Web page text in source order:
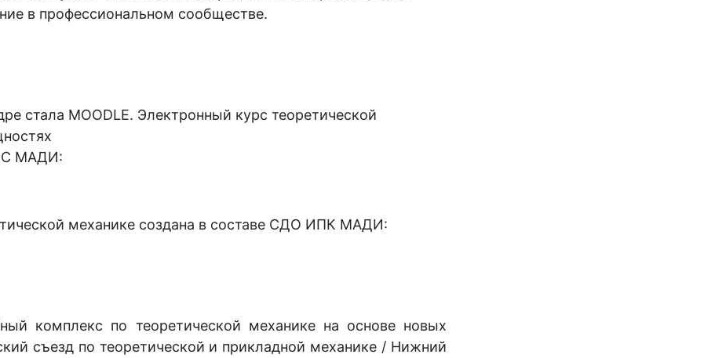
в профессиональном сообществе.
стала MOODLE. Электронный курс теоретической
МАДИ:
механике создана в составе СДО ИПК МАДИ:
комплекс по теоретической механике на основе новых
съезд по теоретической и прикладной механике / Нижний